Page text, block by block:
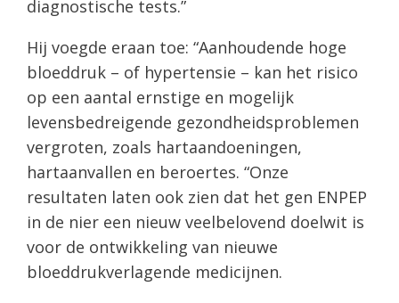
diagnostische tests.”
Hij voegde eraan toe: “Aanhoudende hoge
bloeddruk – of hypertensie – kan het risico
op een aantal ernstige en mogelijk
levensbedreigende gezondheidsproblemen
vergroten, zoals hartaandoeningen,
hartaanvallen en beroertes. “Onze
resultaten laten ook zien dat het gen ENPEP
in de nier een nieuw veelbelovend doelwit is
voor de ontwikkeling van nieuwe
bloeddrukverlagende medicijnen.